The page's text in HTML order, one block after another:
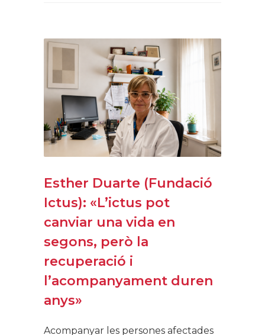
Esther Duarte (Fundació
Ictus): «L’ictus pot
canviar una vida en
segons, però la
recuperació i
l’acompanyament duren
anys»
Acompanyar les persones afectades